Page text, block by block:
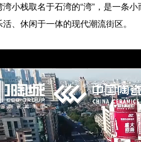
湾小栈取名于石湾的“湾”，是一条
、休闲于一体的现代潮流街区。